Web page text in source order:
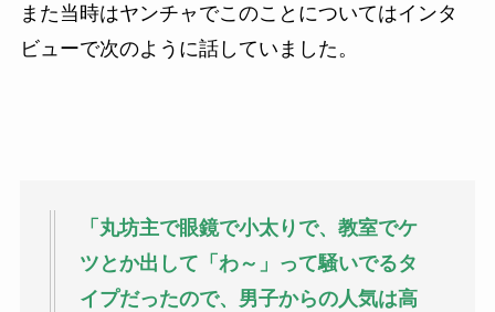
また当時はヤンチャでこのことについてはインタ
ビューで次のように話していました。
「丸坊主で眼鏡で小太りで、教室でケ
ツとか出して「わ～」って騒いでるタ
イプだったので、男子からの人気は高